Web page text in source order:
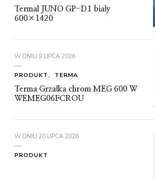
Termal JUNO GP-D1 biały
600×1420
W DNIU 9 LIPCA 2026
PRODUKT
TERMA
Terma Grzałka chrom MEG 600 W
WEMEG06FCROU
W DNIU 20 LIPCA 2026
PRODUKT